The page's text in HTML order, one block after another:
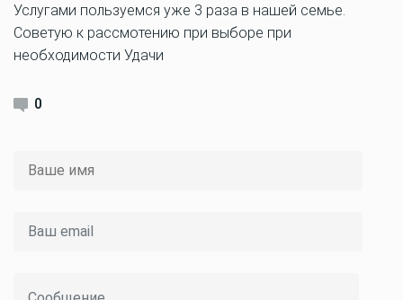
Услугами пользуемся уже 3 раза в нашей семье.
Советую к рассмотению при выборе при
необходимости Удачи
0